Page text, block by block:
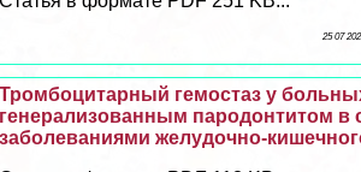
25 07
Тромбоцитарный гемостаз у
генерализованным пародонтитом в
заболеваниями желудочно-